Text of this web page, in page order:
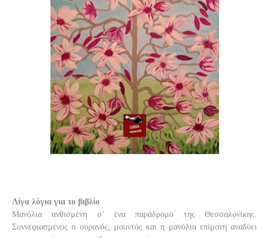
Λίγα λόγια για το βιβλίο
Μανόλια ανθισμένη σ’ ένα παράδρομο της Θεσσαλονίκης.
Συννεφιασμένος ο ουρανός, μουντός και η μανόλια επίμονη αναδύει